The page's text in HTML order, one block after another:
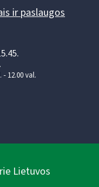
ir paslaugos
12.00 val.
Lietuvos